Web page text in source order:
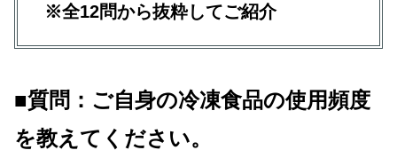
※全12問から抜粋してご紹介
■質問： ご自身の冷凍食品の使用頻度
を教えてください。